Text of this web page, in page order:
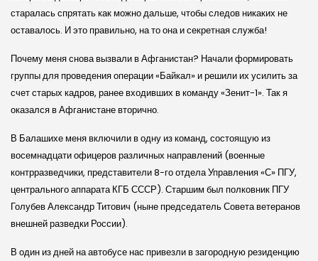
старалась спрятать как можно дальше, чтобы следов никаких не
оставалось. И это правильно, на то она и секретная служба!
Почему меня снова вызвали в Афганистан? Начали формировать
группы для проведения операции «Байкал» и решили их усилить за
счет старых кадров, ранее входивших в команду «Зенит-1». Так я
оказался в Афганистане вторично.
В Балашихе меня включили в одну из команд, состоящую из
восемнадцати офицеров различных направлений (военные
контрразведчики, представители 8-го отдела Управления «С» ПГУ,
центрального аппарата КГБ СССР). Старшим был полковник ПГУ
Голубев Александр Титович (ныне председатель Совета ветеранов
внешней разведки России).
В один из дней на автобусе нас привезли в загородную резиденцию